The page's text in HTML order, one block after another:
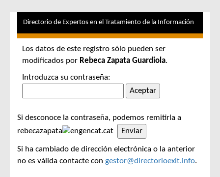
Directorio de Expertos en el Tratamiento de la Información
Los datos de este registro sólo pueden ser
modificados por Rebeca Zapata Guardiola.
Introduzca su contraseña:
Si desconoce la contraseña, podemos remitirla a
rebecazapata
gencat.cat
Si ha cambiado de dirección electrónica o la anterior
no es válida contacte con gestor@directorioexit.info.